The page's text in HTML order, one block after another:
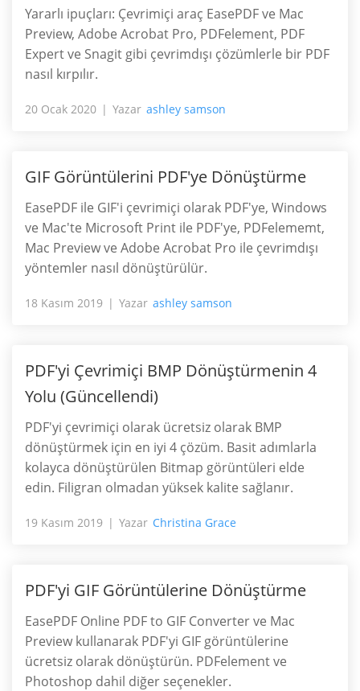
Yararlı ipuçları: Çevrimiçi araç EasePDF ve Mac
Preview, Adobe Acrobat Pro, PDFelement, PDF
Expert ve Snagit gibi çevrimdışı çözümlerle bir PDF
nasıl kırpılır.
20 Ocak 2020 Yazar ashley samson
GIF Görüntülerini PDF'ye Dönüştürme
EasePDF ile GIF'i çevrimiçi olarak PDF'ye, Windows
ve Mac'te Microsoft Print ile PDF'ye, PDFelememt,
Mac Preview ve Adobe Acrobat Pro ile çevrimdışı
yöntemler nasıl dönüştürülür.
18 Kasım 2019 Yazar ashley samson
PDF'yi Çevrimiçi BMP Dönüştürmenin 4
Yolu (Güncellendi)
PDF'yi çevrimiçi olarak ücretsiz olarak BMP
dönüştürmek için en iyi 4 çözüm. Basit adımlarla
kolayca dönüştürülen Bitmap görüntüleri elde
edin. Filigran olmadan yüksek kalite sağlanır.
19 Kasım 2019 Yazar Christina Grace
PDF'yi GIF Görüntülerine Dönüştürme
EasePDF Online PDF to GIF Converter ve Mac
Preview kullanarak PDF'yi GIF görüntülerine
ücretsiz olarak dönüştürün. PDFelement ve
Photoshop dahil diğer seçenekler.